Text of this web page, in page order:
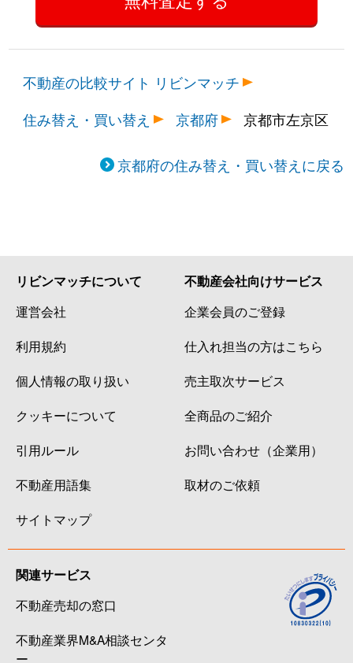
不動産の比較サイト リビンマッチ
住み替え・買い替え
京都府 京都市左京区
京都府の住み替え・買い替えに戻る
リビンマッチについて
運営会社
利用規約
個人情報の取り扱い
クッキーについて
引用ルール
不動産用語集
サイトマップ
不動産会社向けサービス
企業会員のご登録
仕入れ担当の方はこちら
売主取次サービス
全商品のご紹介
お問い合わせ（企業用）
取材のご依頼
関連サービス
不動産売却の窓口
不動産業界M&A相談センタ
ー